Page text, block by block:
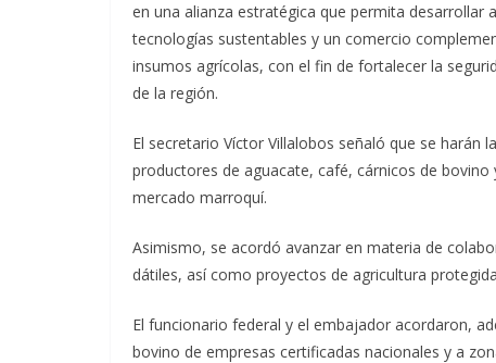
en una alianza estratégica que permita desarrollar
tecnologías sustentables y un comercio
insumos agrícolas, con el fin de fortalecer la
de la región.
El secretario Víctor Villalobos señaló que se harán
productores de aguacate, café, cárnicos de
mercado marroquí.
Asimismo, se acordó avanzar en materia de
dátiles, así como proyectos de agricultura
El funcionario federal y el embajador acordaron,
bovino de empresas certificadas nacionales y a